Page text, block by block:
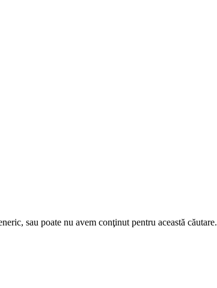
sau poate nu avem conţinut pentru această căutare.